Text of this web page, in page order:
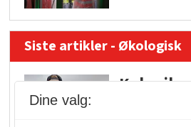
Siste artikler - Økologisk
Dine valg: